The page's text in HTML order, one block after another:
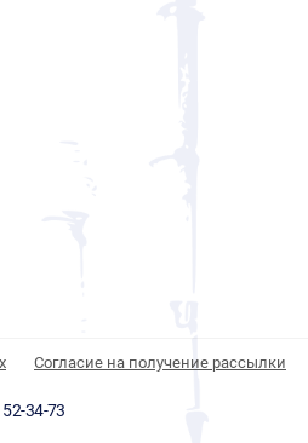
Согласие на получение рассылки
34-73